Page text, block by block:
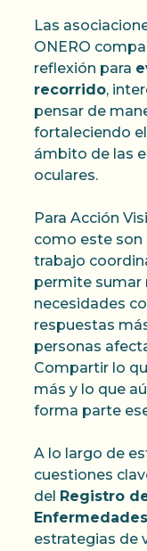
Las
ONERO
reflexión para
recorrido,
pensar de
fortaleciendo
ámbito de las
oculares.
Para Acción
como este son
trabajo
permite sumar
necesidades
respuestas
personas
Compartir lo
más y lo que
forma parte
A lo largo de
cuestiones
del Registro
estrategias de